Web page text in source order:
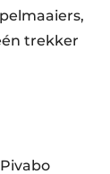
trekker